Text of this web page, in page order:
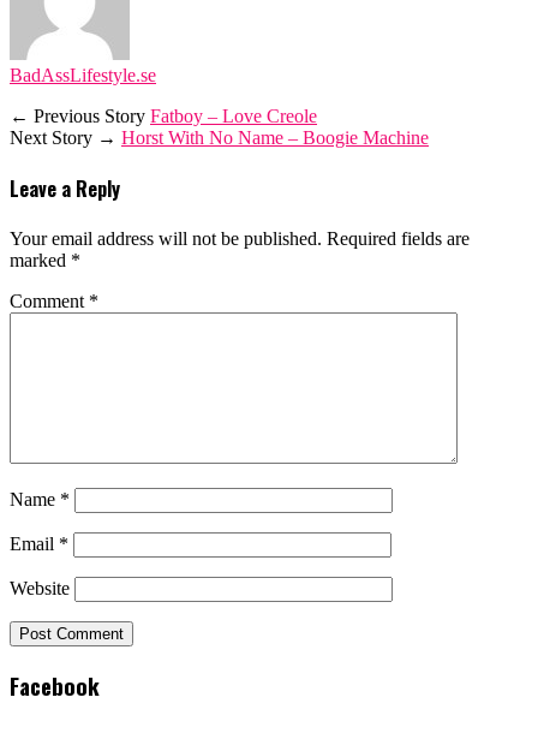
BadAssLifestyle.se
← Previous Story Fatboy – Love Creole
Next Story → Horst With No Name – Boogie Machine
Leave a Reply
Your email address will not be published. Required fields are
marked *
Comment *
Name *
Email *
Website
Facebook